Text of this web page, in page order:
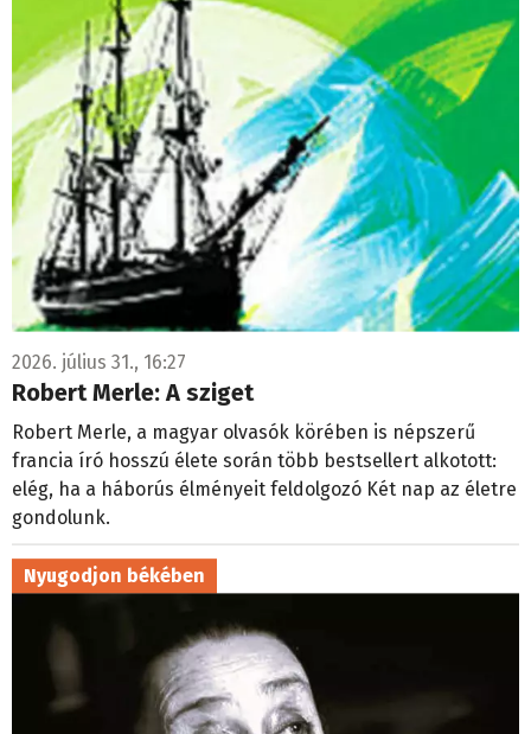
2026. július 31., 16:27
Robert Merle: A sziget
Robert Merle, a magyar olvasók körében is népszerű
francia író hosszú élete során több bestsellert alkotott:
elég, ha a háborús élményeit feldolgozó Két nap az életre
gondolunk.
Nyugodjon békében